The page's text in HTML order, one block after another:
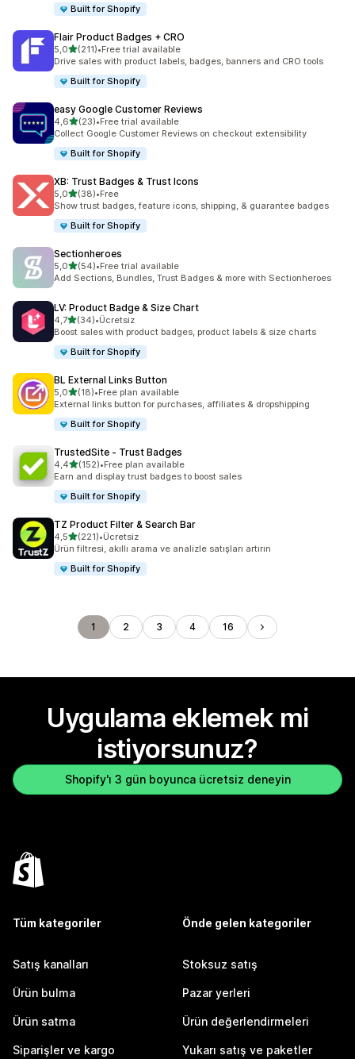
Built for Shopify
Flair Product Badges + CRO
5,05 yıldız üzerinden
(211)
toplam 211 değerlendirme
•Free trial available
Drive sales with product labels, badges, banners and CRO tools
Built for Shopify
easy Google Customer Reviews
4,65 yıldız üzerinden
(23)
toplam 23 değerlendirme
•Free trial available
Collect Google Customer Reviews on checkout extensibility
Built for Shopify
XB: Trust Badges & Trust Icons
5,05 yıldız üzerinden
(38)
toplam 38 değerlendirme
•Free
Show trust badges, feature icons, shipping, & guarantee badges
Built for Shopify
Sectionheroes
5,05 yıldız üzerinden
(54)
toplam 54 değerlendirme
•Free trial available
Add Sections, Bundles, Trust Badges & more with Sectionheroes
LV: Product Badge & Size Chart
4,75 yıldız üzerinden
(34)
toplam 34 değerlendirme
•Ücretsiz
Boost sales with product badges, product labels & size charts
Built for Shopify
BL External Links Button
5,05 yıldız üzerinden
(18)
toplam 18 değerlendirme
•Free plan available
External links button for purchases, affiliates & dropshipping
Built for Shopify
TrustedSite ‑ Trust Badges
4,45 yıldız üzerinden
(152)
toplam 152 değerlendirme
•Free plan available
Earn and display trust badges to boost sales
Built for Shopify
TZ Product Filter & Search Bar
4,55 yıldız üzerinden
(221)
toplam 221 değerlendirme
•Ücretsiz
Ürün filtresi, akıllı arama ve analizle satışları artırın
Built for Shopify
1 2 3 4 16
Uygulama eklemek mi
istiyorsunuz?
Shopify'ı 3 gün boyunca ücretsiz deneyin
Tüm kategoriler
Satış kanalları
Ürün bulma
Ürün satma
Siparişler ve kargo
Önde gelen kategoriler
Stoksuz satış
Pazar yerleri
Ürün değerlendirmeleri
Yukarı satış ve paketler